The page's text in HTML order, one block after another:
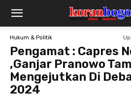
Hukum & Politik
Pengamat : Capres
,Ganjar Pranowo
Mengejutkan Di
2024